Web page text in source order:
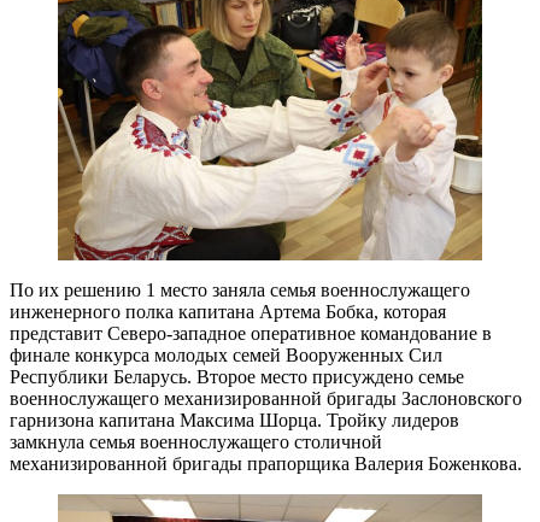
По их решению 1 место заняла семья военнослужащего
инженерного полка капитана Артема Бобка, которая
представит Северо-западное оперативное командование в
финале конкурса молодых семей Вооруженных Сил
Республики Беларусь. Второе место присуждено семье
военнослужащего механизированной бригады Заслоновского
гарнизона капитана Максима Шорца. Тройку лидеров
замкнула семья военнослужащего столичной
механизированной бригады прапорщика Валерия Боженкова.